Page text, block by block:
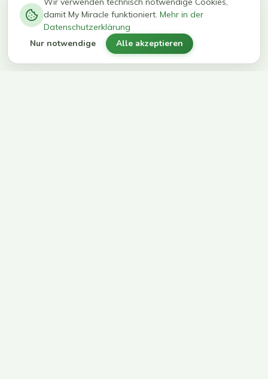
kg in 12
Wochen
erreichen
ihr Ziel
damit My Miracle funktioniert. Mehr in der
Datenschutzerklärung
Nur notwendige Alle akzeptieren